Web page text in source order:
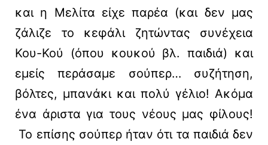
και η Μελίτα είχε παρέα (και δεν μας
ζάλιζε το κεφάλι ζητώντας συνέχεια
Κου-Κού (όπου κουκού βλ. παιδιά) και
εμείς περάσαμε σούπερ… συζήτηση,
βόλτες, μπανάκι και πολύ γέλιο! Ακόμα
ένα άριστα για τους νέους μας φίλους!
To επίσης σούπερ ήταν ότι τα παιδιά δεν